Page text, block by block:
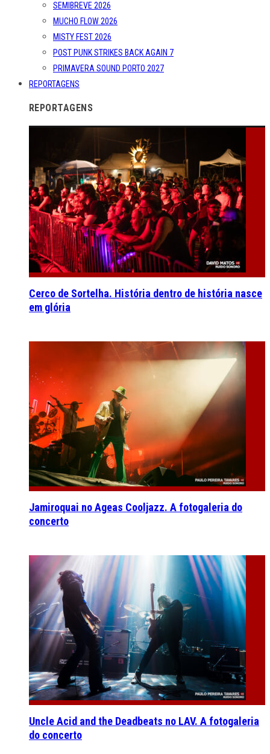
SEMIBREVE 2026
MUCHO FLOW 2026
MISTY FEST 2026
POST PUNK STRIKES BACK AGAIN 7
PRIMAVERA SOUND PORTO 2027
REPORTAGENS
REPORTAGENS
Cerco de Sortelha. História dentro de história nasce
em glória
Jamiroquai no Ageas Cooljazz. A fotogaleria do
concerto
Uncle Acid and the Deadbeats no LAV. A fotogaleria
do concerto